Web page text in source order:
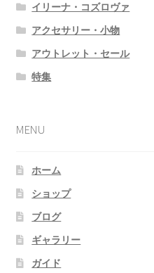
イリーナ・コズロヴァ
アクセサリー・小物
アウトレット・セール
特集
MENU
ホーム
ショップ
ブログ
ギャラリー
ガイド